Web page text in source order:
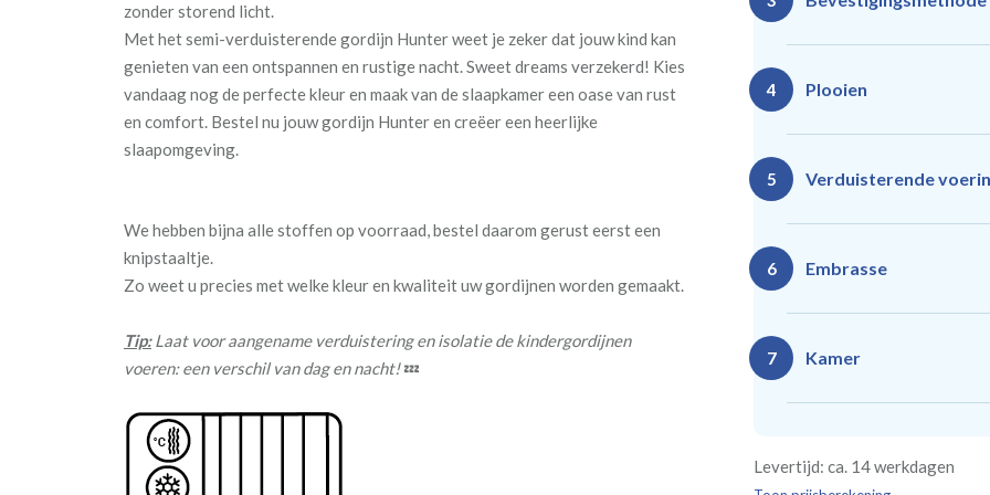
zonder storend licht.
Met het semi-verduisterende gordijn Hunter weet je zeker dat jouw kind kan
genieten van een ontspannen en rustige nacht. Sweet dreams verzekerd! Kies
vandaag nog de perfecte kleur en maak van de slaapkamer een oase van rust
en comfort. Bestel nu jouw gordijn Hunter en creëer een heerlijke
slaapomgeving.
We hebben bijna alle stoffen op voorraad, bestel daarom gerust eerst een
knipstaaltje.
Zo weet u precies met welke kleur en kwaliteit uw gordijnen worden gemaakt.
Tip:Laat voor aangename verduistering en isolatie de kindergordijnen
voeren: een verschil van dag en nacht!💤
Rails
Rails
4 Plooien
Enkele plooi
5 Verduisterende
Gevoerde gordijnen
isoleert kou, warmte en
Geen extra
6 Embrasse
Geen
7 Kamer
kamer is bestemd. Wij
Levertijd: ca. 14 werkdagen